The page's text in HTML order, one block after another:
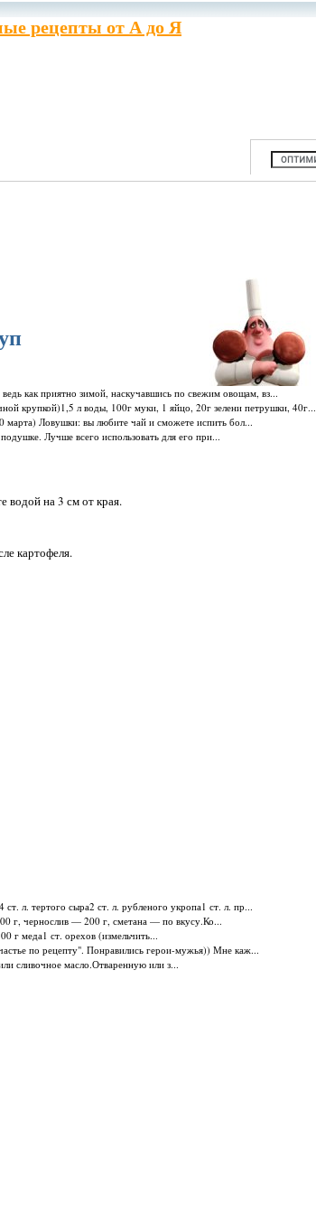
рецепты от А до Я
ведь как приятно зимой, наскучавшись по свежим овощам, вз...
крупкой)1,5 л воды, 100г муки, 1 яйцо, 20г зелени петрушки, 40г...
Ловушки: вы любите чай и сможете испить бол...
Лучше всего использовать для его при...
водой на 3 см от края.
картофеля.
л. тертого сыра2 ст. л. рубленого укропа1 ст. л. пр...
г, чернослив — 200 г, сметана — по вкусу.Ко...
г меда1 ст. орехов (измельчить...
по рецепту". Понравились герои-мужья)) Мне каж...
сливочное масло.Отваренную или з...